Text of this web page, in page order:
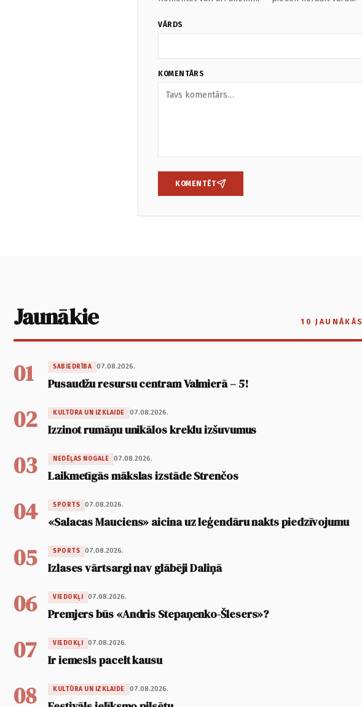
VĀRDS
KOMENTĀRS
KOMENTĒT
Jaunākie 10
01 SABIEDRĪBA 07.08.2026.
Pusaudžu resursu centram Valmierā – 5!
02 KULTŪRA UN IZKLAIDE 07.08.2026.
Izzinot rumāņu unikālos kreklu izšuvumus
03 NEDĒĻAS NOGALE 07.08.2026.
Laikmetīgās mākslas izstāde Strenčos
04 SPORTS 07.08.2026.
«Salacas Mauciens» aicina uz leģendāru nakts piedzīvojumu
05 SPORTS 07.08.2026.
Izlases vārtsargi nav glābēji Daliņā
06 VIEDOKĻI 07.08.2026.
Premjers būs «Andris Stepaņenko-Šlesers»?
07 VIEDOKĻI 07.08.2026.
Ir iemesls pacelt kausu
08 KULTŪRA UN IZKLAIDE 07.08.2026.